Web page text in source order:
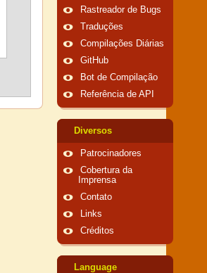
Rastreador de Bugs
Traduções
Compilações Diárias
GitHub
Bot de Compilação
Referência de API
Diversos
Patrocinadores
Cobertura da
Imprensa
Contato
Links
Créditos
Language